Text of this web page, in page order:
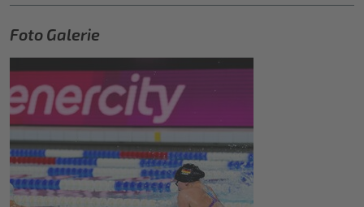
Foto Galerie